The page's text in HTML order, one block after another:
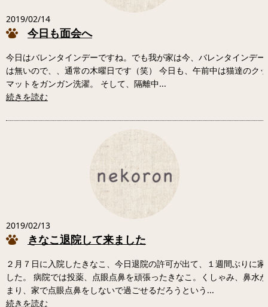
2019/02/14
今日も面会へ
今日はバレンタインデーですね。でも我が家は今、バレンタインデー
は無いので、、通常の木曜日です（笑） 今日も、午前中は猫達のク
マットをガンガン洗濯。 そして、隔離中...
続きを読む
2019/02/13
きなこ退院して来ました
２月７日に入院したきなこ、今日退院の許可が出て、１週間ぶりに
した。 病院では投薬、点眼点鼻を頑張ったきなこ。くしゃみ、鼻水
まり、家で点眼点鼻をしないで過ごせるだろうという...
続きを読む